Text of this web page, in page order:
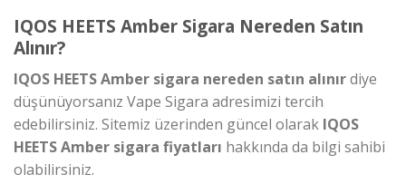
IQOS HEETS Amber Sigara Nereden Satın
Alınır?
IQOS HEETS Amber sigara nereden satın alınırdiye
düşünüyorsanız Vape Sigara adresimizi tercih
edebilirsiniz. Sitemiz üzerinden güncel olarak IQOS
HEETS Amber sigara fiyatları hakkında da bilgi sahibi
olabilirsiniz.